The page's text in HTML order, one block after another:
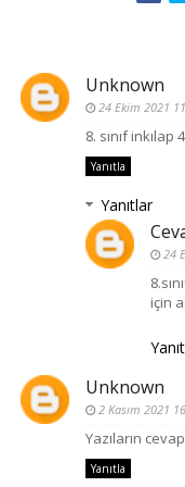
Unknown
24 Ekim 2021
8. sınıf inkılap
Yanıtla
Yanıtlar
24
için
Unknown
2 Kasım 2021
Yazıların
Yanıtla